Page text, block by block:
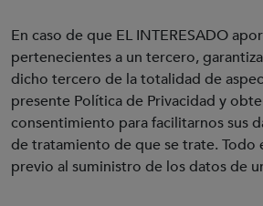
En caso de que EL INTERESADO
pertenecientes a un tercero,
dicho tercero de la totalidad de
presente Política de Privacidad y
consentimiento para facilitarnos sus
de tratamiento de que se trate. Todo
previo al suministro de los datos de